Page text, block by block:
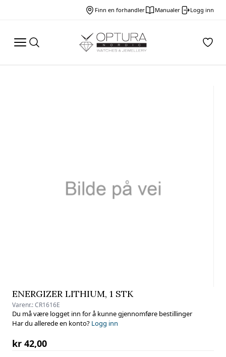
Finn en forhandler Manualer Logg inn
ENERGIZER LITHIUM, 1 STK
Varenr.:CR1616E
Du må være logget inn for å kunne gjennomføre bestillinger
Har du allerede en konto? Logg inn
kr 42,00